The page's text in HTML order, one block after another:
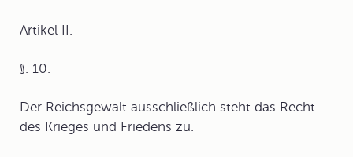
Artikel II.
§. 10.
Der Reichsgewalt ausschließlich steht das Recht
des Krieges und Friedens zu.